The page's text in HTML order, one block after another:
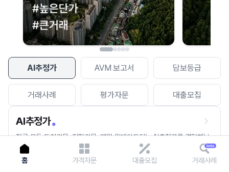
AI추정가 AVM 보고서 담보등급
거래사례 평가자문 대출모집
AI추정가
전국 모든 토지건물, 집합건물, 매월 업데이트되는 AI추정가를 경험해보
세요.
홈 가격자문 대출모집 거래사례